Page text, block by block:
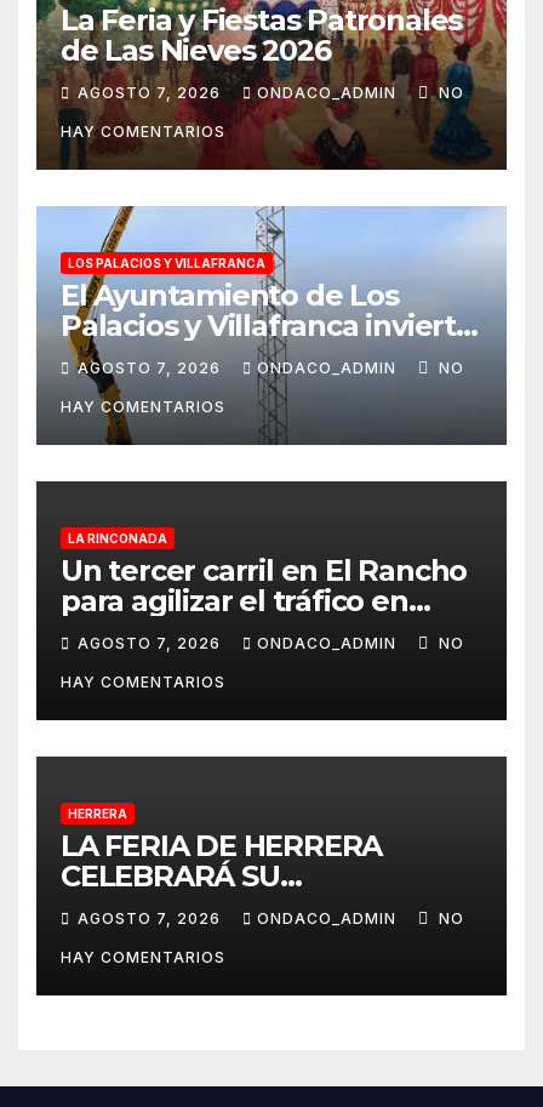
La Feria y Fiestas Patronales
de Las Nieves 2026
AGOSTO 7, 2026 ONDACO_ADMIN NO
HAY COMENTARIOS
LOS PALACIOS Y VILLAFRANCA
El Ayuntamiento de Los
Palacios y Villafranca invierte
más de 560.000 euros en la
mejora Pista de Atletismo
Rafael Curado Tejero con
nueva iluminación y la
colocación de césped
AGOSTO 7, 2026 ONDACO_ADMIN NO
HAY COMENTARIOS
LA RINCONADA
Un tercer carril en El Rancho
para agilizar el tráfico en
dirección a Alcalá del Río
desde La Rinconada
AGOSTO 7, 2026 ONDACO_ADMIN NO
HAY COMENTARIOS
HERRERA
LA FERIA DE HERRERA
CELEBRARÁ SU
TRADICIONAL PASEO DE
CABALLISTAS, AMAZONAS Y
COCHES DE CABALLOS
AGOSTO 7, 2026 ONDACO_ADMIN NO
HAY COMENTARIOS